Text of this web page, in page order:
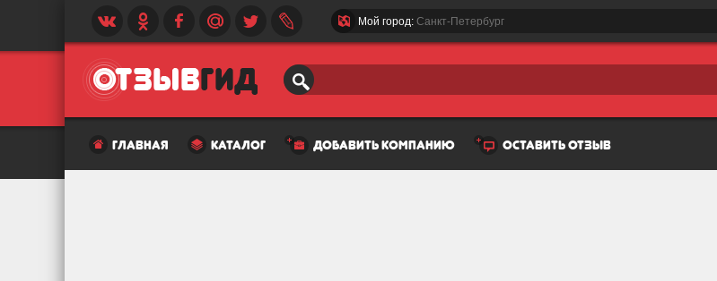
Мой город: Санкт-Петербург
главная каталог добавить компанию оставить отзыв